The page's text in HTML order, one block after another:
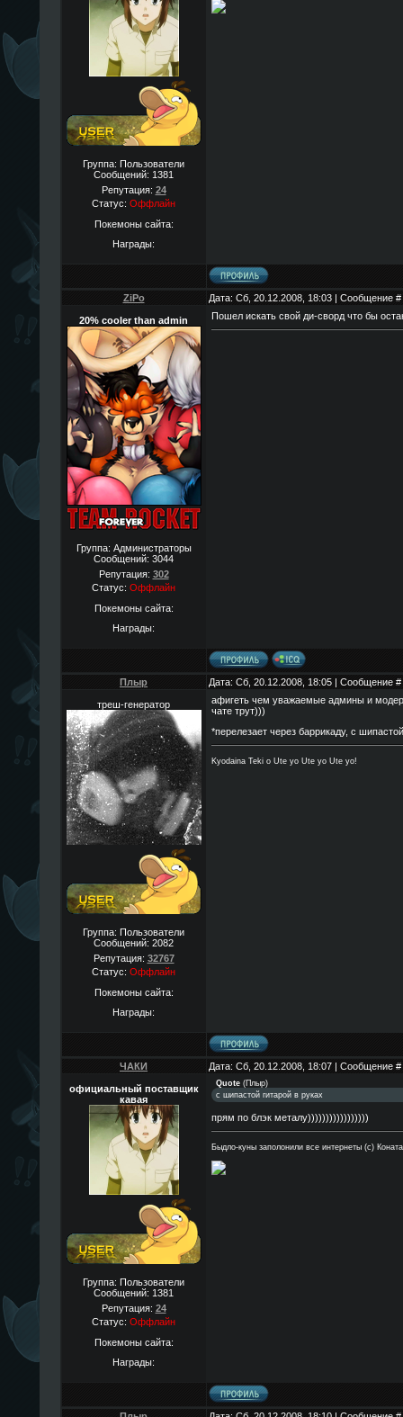
Группа: Пользователи
Сообщений: 1381
Репутация: 24
Статус: Оффлайн
Покемоны сайта:
Награды:
ZiPo Дата: Сб, 20.12.2008, 18:03 | Сообщение #
20% cooler than admin
Группа: Администраторы
Сообщений: 3044
Репутация: 302
Статус: Оффлайн
Покемоны сайта:
Награды:
Пошел искать свой ди-сворд что бы
Плыр Дата: Сб, 20.12.2008, 18:05 | Сообщение #
треш-генератор
Группа: Пользователи
Сообщений: 2082
Репутация: 32767
Статус: Оффлайн
Покемоны сайта:
Награды:
афигеть чем уважаемые админы и
чате трут)))
*перелезает через баррикаду, с
Kyodaina Teki o Ute yo Ute yo Ute yo!
ЧАКИ Дата: Сб, 20.12.2008, 18:07 | Сообщение #
официальный поставщик
кавая
Группа: Пользователи
Сообщений: 1381
Репутация: 24
Статус: Оффлайн
Покемоны сайта:
Награды:
Quote(Плыр)
с шипастой гитарой в руках
прям по блэк металу)))))))))))))))))
Быдло-куны заполонили все интернеты (с)